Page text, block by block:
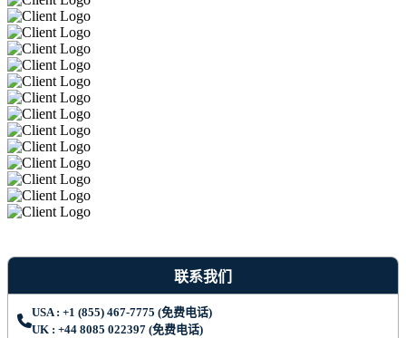
联系我们
USA : +1 (855) 467-7775 (免费电话)
UK : +44 8085 022397 (免费电话)